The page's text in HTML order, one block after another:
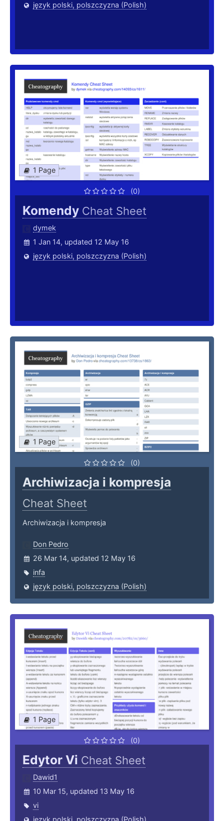
język polski, polszczyzna (Polish)
1 Page
(0)
Komendy Cheat Sheet
dymek
1 Jan 14, updated 12 May 16
język polski, polszczyzna (Polish)
1 Page
(0)
Archiwizacja i kompresja
Cheat Sheet
Archiwizacja i kompresja
Don Pedro
26 Mar 14, updated 12 May 16
infa
język polski, polszczyzna (Polish)
1 Page
(0)
Edytor Vi Cheat Sheet
Dawid1
10 Mar 15, updated 13 May 16
vi
język polski, polszczyzna (Polish)